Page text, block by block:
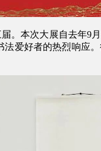
。本次大展自去年
爱好者的热烈响应